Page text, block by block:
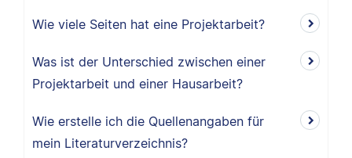
Wie viele Seiten hat eine Projektarbeit?
Was ist der Unterschied zwischen einer
Projektarbeit und einer Hausarbeit?
Wie erstelle ich die Quellenangaben für
mein Literaturverzeichnis?